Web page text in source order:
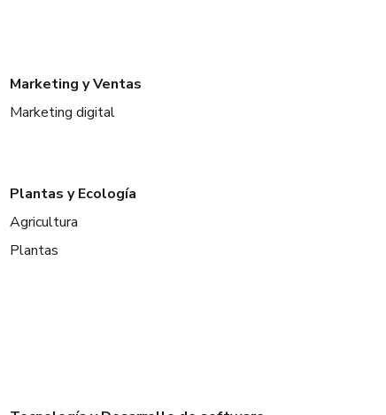
Marketing y Ventas
Marketing digital
Plantas y Ecología
Agricultura
Plantas